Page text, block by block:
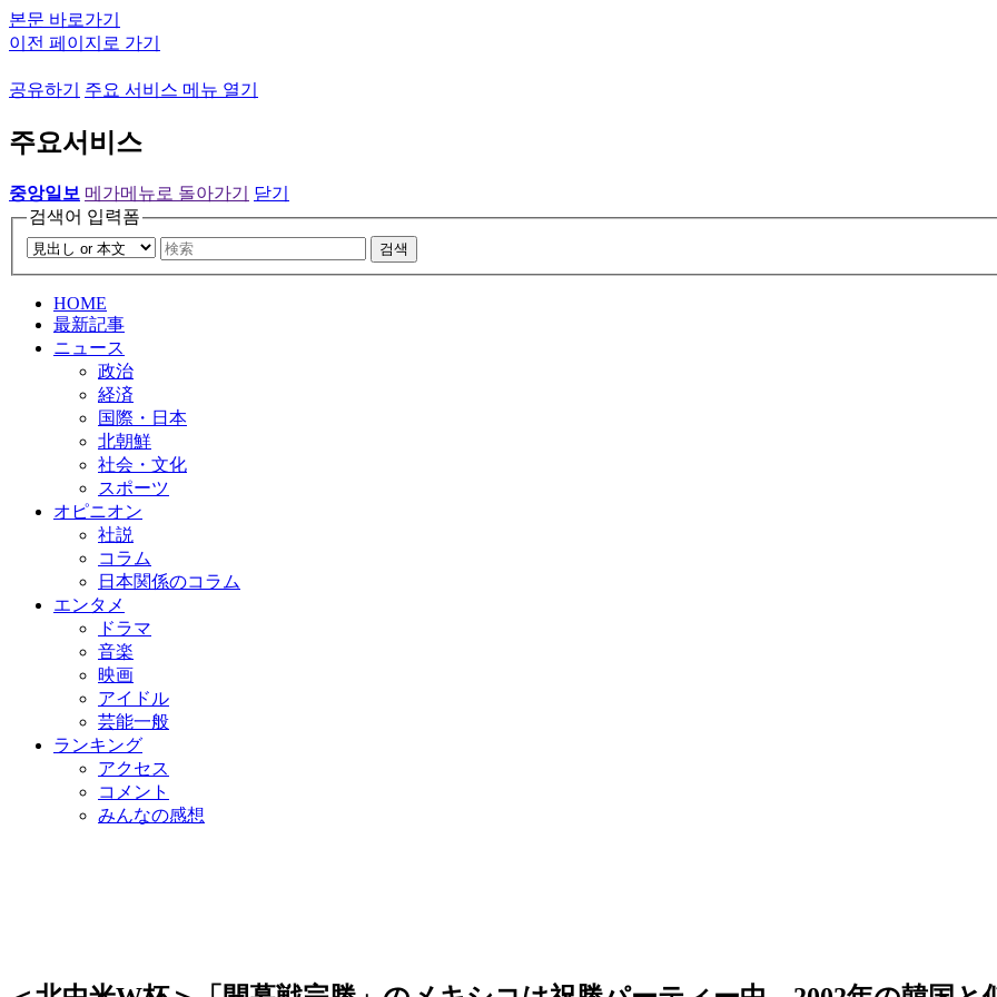
본문 바로가기
이전 페이지로 가기
공유하기 주요 서비스 메뉴 열기
주요서비스
중앙일보 메가메뉴로 돌아가기
닫기
검색어 입력폼
검색
HOME
最新記事
ニュース
政治
経済
国際・日本
北朝鮮
社会・文化
スポーツ
オピニオン
社説
コラム
日本関係のコラム
エンタメ
ドラマ
音楽
映画
アイドル
芸能一般
ランキング
アクセス
コメント
みんなの感想